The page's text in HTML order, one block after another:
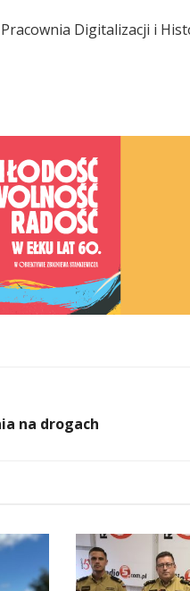
Digitalizacji i
na drogach